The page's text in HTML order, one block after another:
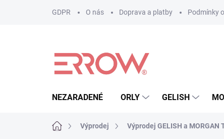
GDPR O nás Doprava a platby Podmínky
NEZARADENÉ ORLY GELISH
Domů Výprodej Výprodej GELISH a MORGAN